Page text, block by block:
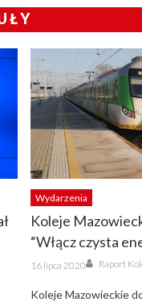
Wydarzenia
Koleje
“Włącz czysta
Posted
on
16 lipca 2020 Author
Raport
Koleje Mazowieckie